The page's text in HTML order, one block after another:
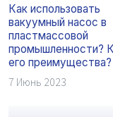
Как использовать
вакуумный насос в
пластмассовой
промышленности?
его преимущества?
7 Июнь 2023